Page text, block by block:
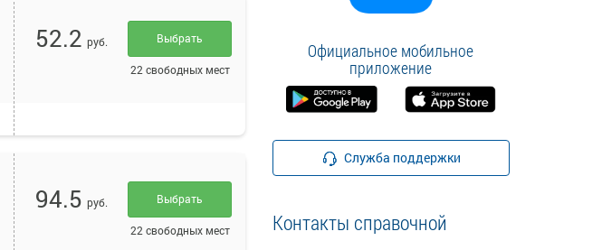
52.2 руб. Выбрать
22 свободных мест
94.5 руб. Выбрать
22 свободных мест
Официальное мобильное
приложение
Служба поддержки
Контакты справочной